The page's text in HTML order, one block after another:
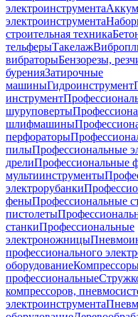
электроинструмента
электроинструмента
строительная техника
тельферыТакелаж
вибраторыБензорезы,
буренияЗатирочные
машиныГидроинструмент
инструмент
шуруповерты
шлифмашины
перфораторы
пилыПрофессиональные
дрелиПрофессиональные
мультиинструменты
электрорубанки
феныПрофессиональные
пистолеты
станкиПрофессиональные
электроножницы
профессионального
оборудование
профессиональные
компрессоров,
электроинструмента